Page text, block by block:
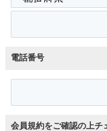
電話番号
会員規約をご確認の上チ